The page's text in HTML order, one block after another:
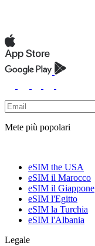
Mete più popolari
eSIM the USA
eSIM il Marocco
eSIM il Giappone
eSIM l'Egitto
eSIM la Turchia
eSIM l'Albania
Legale